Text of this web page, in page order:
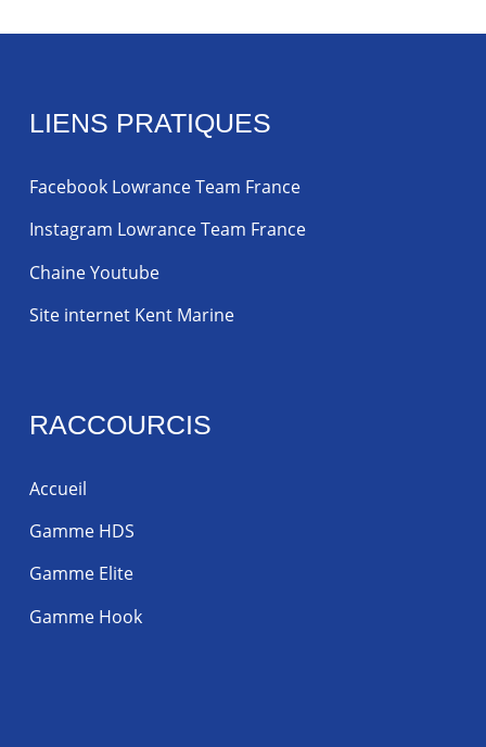
LIENS PRATIQUES
Facebook Lowrance Team France
Instagram Lowrance Team France
Chaine Youtube
Site internet Kent Marine
RACCOURCIS
Accueil
Gamme HDS
Gamme Elite
Gamme Hook